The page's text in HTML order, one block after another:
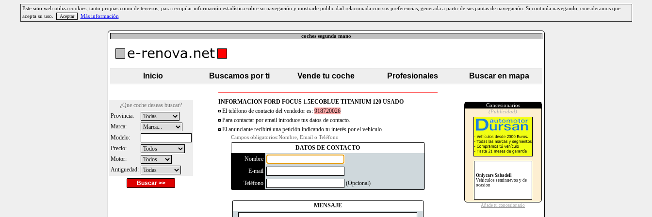
Este sitio web utiliza cookies, tanto propias como de terceros, para recopilar información estadística sobre su navegación y mostrarle publicidad relacionada con sus preferencias, generada a partir de sus pautas de navegación. Si continúa navegando, consideramos que
acepta su uso.
Más información
coches segunda mano
Inicio Buscamos por ti Vende tu coche Profesionales Buscar en mapa
¿Que coche deseas buscar?
Provincia:
Marca:
Modelo:
Precio:
Motor:
Antiguedad:
Buscar >>
INFORMACION FORD FOCUS 1.5ECOBLUE TITANIUM 120 USADO
El teléfono de contacto del vendedor es: 918720026
Para contactar por email introduce tus datos de contacto.
El anunciante recibirá una petición indicando tu interés por el vehículo.
Campos obligatorios:Nombre, Email o Teléfono
DATOS DE CONTACTO
Nombre
E-mail
Teléfono
(Opcional)
MENSAJE
Concesionarios
(Publicidad)
Onlycars Sabadell
Vehiculos seminuevos y de
ocasion
Añade tu concesionario